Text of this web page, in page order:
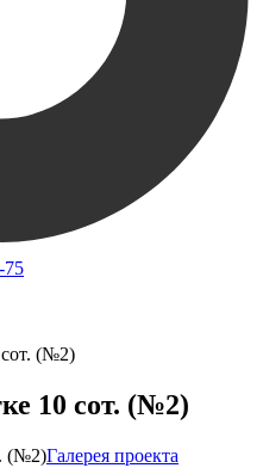
75
сот. (№2)
10 сот. (№2)
Галерея проекта